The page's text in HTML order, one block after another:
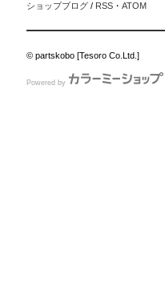
ショップブログ / RSS ・ATOM
© partskobo [Tesoro Co.Ltd.]
Powered by